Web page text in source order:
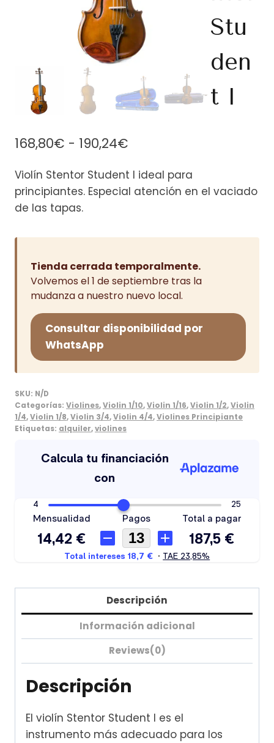
Stu
den
t I
168,80€ - 190,24€
precios:
190,24€
Violín Stentor Student I ideal para
principiantes. Especial atención en el vaciado
de las tapas.
Tienda cerrada temporalmente.
Volvemos el 1 de septiembre tras la
mudanza a nuestro nuevo local.
Consultar disponibilidad por
WhatsApp
SKU: N/D
Categorías: Violines,Violin 1/10,Violin 1/16,Violin 1/2,Violin
1/4,Violin 1/8,Violin 3/4,Violin 4/4,Violines Principiante
Etiquetas: alquiler,violines
Descripción
Información adicional
Reviews(0)
Descripción
El violín Stentor Student I es el
instrumento más adecuado para los